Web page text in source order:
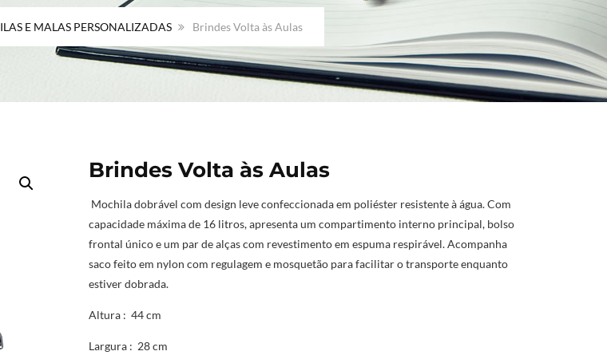
E MALAS PERSONALIZADAS Brindes Volta às Aulas
Brindes Volta às Aulas
Mochila dobrável com design leve confeccionada em poliéster resistente à água. Com
capacidade máxima de 16 litros, apresenta um compartimento interno principal, bolso
frontal único e um par de alças com revestimento em espuma respirável. Acompanha
saco feito em nylon com regulagem e mosquetão para facilitar o transporte enquanto
estiver dobrada.
Altura: 44 cm
Largura: 28 cm